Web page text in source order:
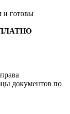
готовы
документов по